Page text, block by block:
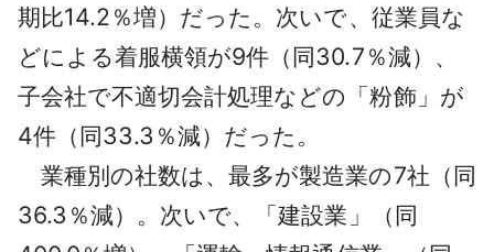
期比14.2％増）だった。次いで、従業員な
どによる着服横領が9件（同30.7％減）、
子会社で不適切会計処理などの「粉飾」が
4件（同33.3％減）だった。
業種別の社数は、最多が製造業の7社（同
36.3％減）。次いで、「建設業」（同